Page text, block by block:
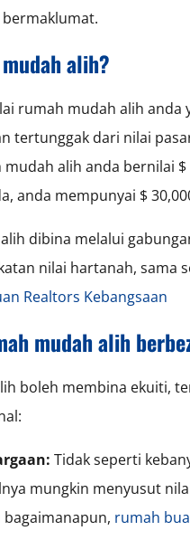
alih?
rumah mudah alih anda
tertunggak dari nilai
alih anda bernilai
anda mempunyai $
dibina melalui
nilai hartanah, sama
Realtors Kebangsaan
mudah alih
boleh membina ekuiti,
Tidak seperti
mungkin menyusut
rumah